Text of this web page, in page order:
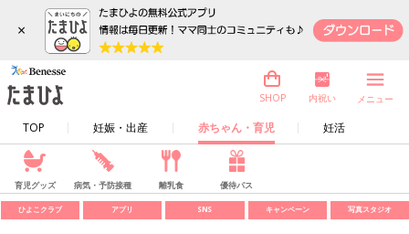
×
TOP 妊娠・出産 赤ちゃん・育児 妊活
SHOP 内祝い メニュー
育児グッズ 病気・予防接種 離乳食 優待パス
ひよこクラブ アプリ SNS キャンペーン 写真スタジオ